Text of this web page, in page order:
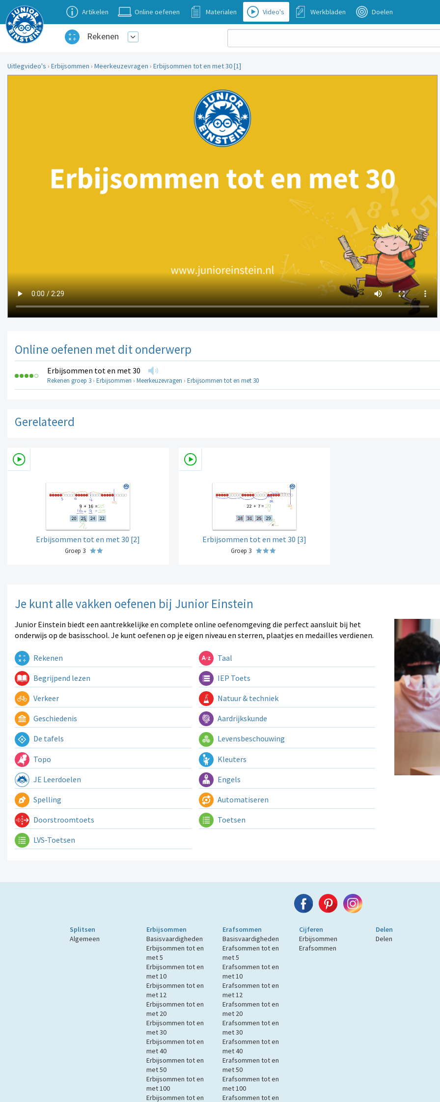
Artikelen Online oefenen Materialen Video's Werkbladen Doelen
Rekenen
Uitlegvideo's › Erbijsommen › Meerkeuzevragen › Erbijsommen tot en met 30 [1]
Online oefenen met dit onderwerp
Erbijsommen tot en met 30
Rekenen groep 3 › Erbijsommen › Meerkeuzevragen › Erbijsommen tot en met 30
Gerelateerd
Erbijsommen tot en met 30 [2]
Groep 3
Erbijsommen tot en met 30 [3]
Groep 3
Je kunt alle vakken oefenen bij Junior Einstein
Junior Einstein biedt een aantrekkelijke en complete online oefenomgeving die perfect aansluit bij het
onderwijs op de basisschool. Je kunt oefenen op je eigen niveau en sterren, plaatjes en medailles verdienen.
Rekenen Taal
Begrijpend lezen IEP Toets
Verkeer Natuur & techniek
Geschiedenis Aardrijkskunde
De tafels Levensbeschouwing
Topo Kleuters
JE Leerdoelen Engels
Spelling Automatiseren
Doorstroomtoets Toetsen
LVS-Toetsen
Splitsen
Algemeen
Erbijsommen
Basisvaardigheden
Erbijsommen tot en
met 5
Erbijsommen tot en
met 10
Erbijsommen tot en
met 12
Erbijsommen tot en
met 20
Erbijsommen tot en
met 30
Erbijsommen tot en
met 40
Erbijsommen tot en
met 50
Erbijsommen tot en
met 100
Erbijsommen tot en
Erafsommen
Basisvaardigheden
Erafsommen tot en
met 5
Erafsommen tot en
met 10
Erafsommen tot en
met 12
Erafsommen tot en
met 20
Erafsommen tot en
met 30
Erafsommen tot en
met 40
Erafsommen tot en
met 50
Erafsommen tot en
met 100
Erafsommen tot en
Cijferen
Erbijsommen
Erafsommen
Delen
Delen